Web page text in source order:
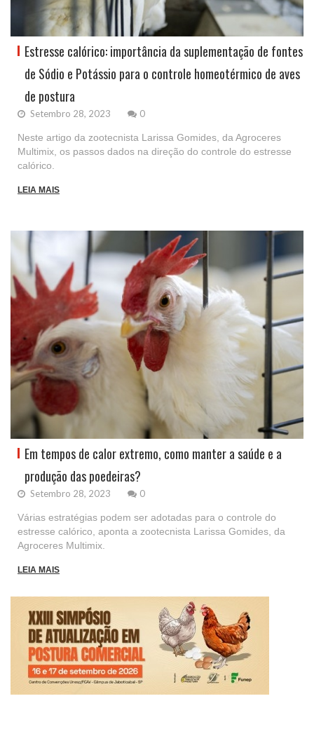
Estresse calórico: importância da suplementação de fontes
de Sódio e Potássio para o controle homeotérmico de aves
de postura
Setembro 28, 2023 0
Neste artigo da zootecnista Larissa Gomides, da Agroceres
Multimix, os passos dados na direção do controle do estresse
calórico.
LEIA MAIS
Em tempos de calor extremo, como manter a saúde e a
produção das poedeiras?
Setembro 28, 2023 0
Várias estratégias podem ser adotadas para o controle do
estresse calórico, aponta a zootecnista Larissa Gomides, da
Agroceres Multimix.
LEIA MAIS